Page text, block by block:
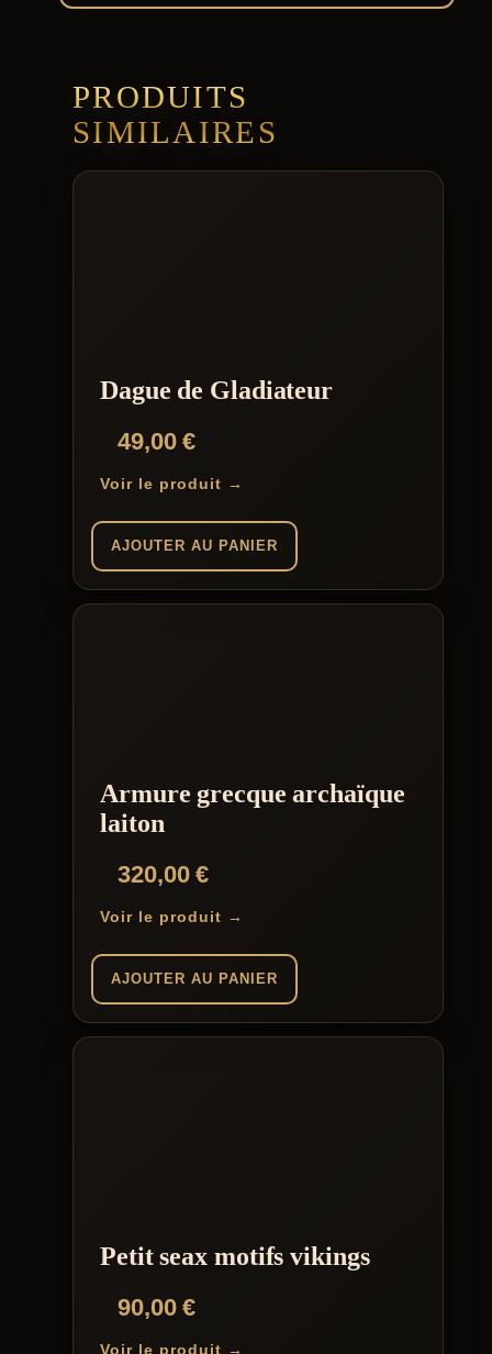
PRODUITS
SIMILAIRES
Dague de Gladiateur
49,00€
Voir le produit →
AJOUTER AU PANIER
Armure grecque archaïque
laiton
320,00€
Voir le produit →
AJOUTER AU PANIER
Petit seax motifs vikings
90,00€
Voir le produit →